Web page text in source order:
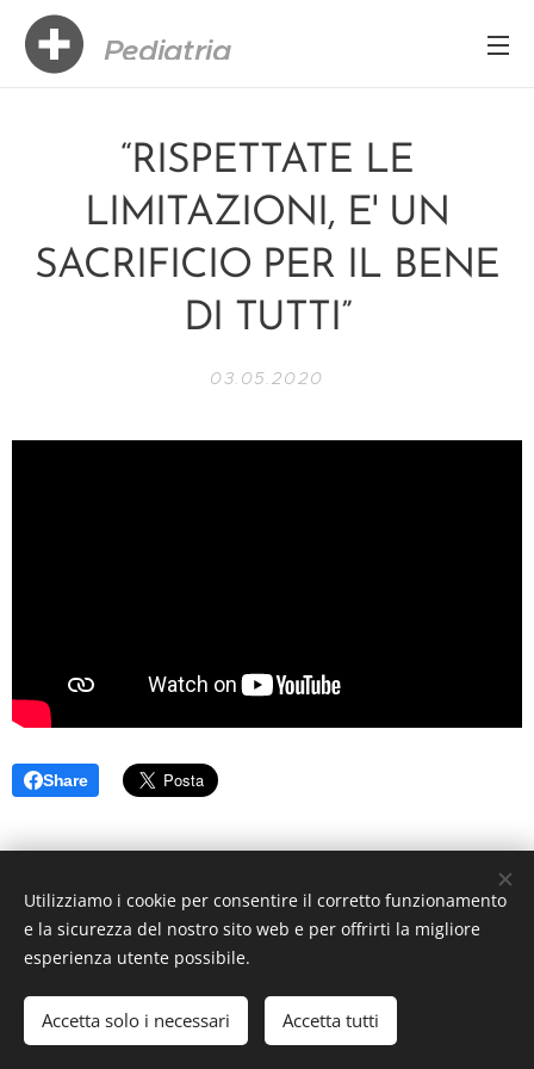
Pediatria
“RISPETTATE LE
LIMITAZIONI, E' UN
SACRIFICIO PER IL BENE
DI TUTTI”
03.05.2020
Share
©Studio Medico Pediatrico Boccellari , tutti i diritti riservati
Creato con Webnode Cookies
Utilizziamo i cookie per consentire il corretto funzionamento
e la sicurezza del nostro sito web e per offrirti la migliore
esperienza utente possibile.
Accetta solo i necessari Accetta tutti